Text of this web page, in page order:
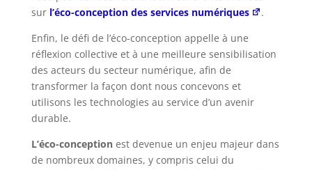
sur l’éco-conception des services numériques
.
Enfin, le défi de l’éco-conception appelle à une
réflexion collective et à une meilleure sensibilisation
des acteurs du secteur numérique, afin de
transformer la façon dont nous concevons et
utilisons les technologies au service d’un avenir
durable.
L’éco-conceptionest devenue un enjeu majeur dans
de nombreux domaines, y compris celui du